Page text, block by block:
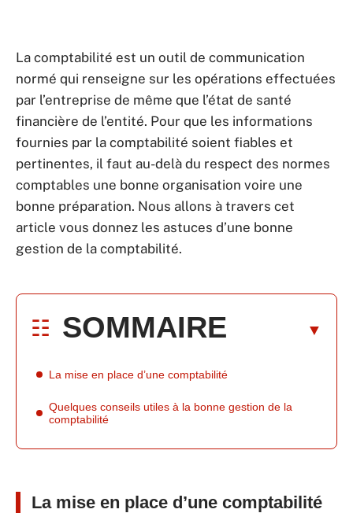
La comptabilité est un outil de communication
normé qui renseigne sur les opérations effectuées
par l’entreprise de même que l’état de santé
financière de l’entité. Pour que les informations
fournies par la comptabilité soient fiables et
pertinentes, il faut au-delà du respect des normes
comptables une bonne organisation voire une
bonne préparation. Nous allons à travers cet
article vous donnez les astuces d’une bonne
gestion de la comptabilité.
SOMMAIRE
La mise en place d’une comptabilité
Quelques conseils utiles à la bonne gestion de la
comptabilité
La mise en place d’une comptabilité